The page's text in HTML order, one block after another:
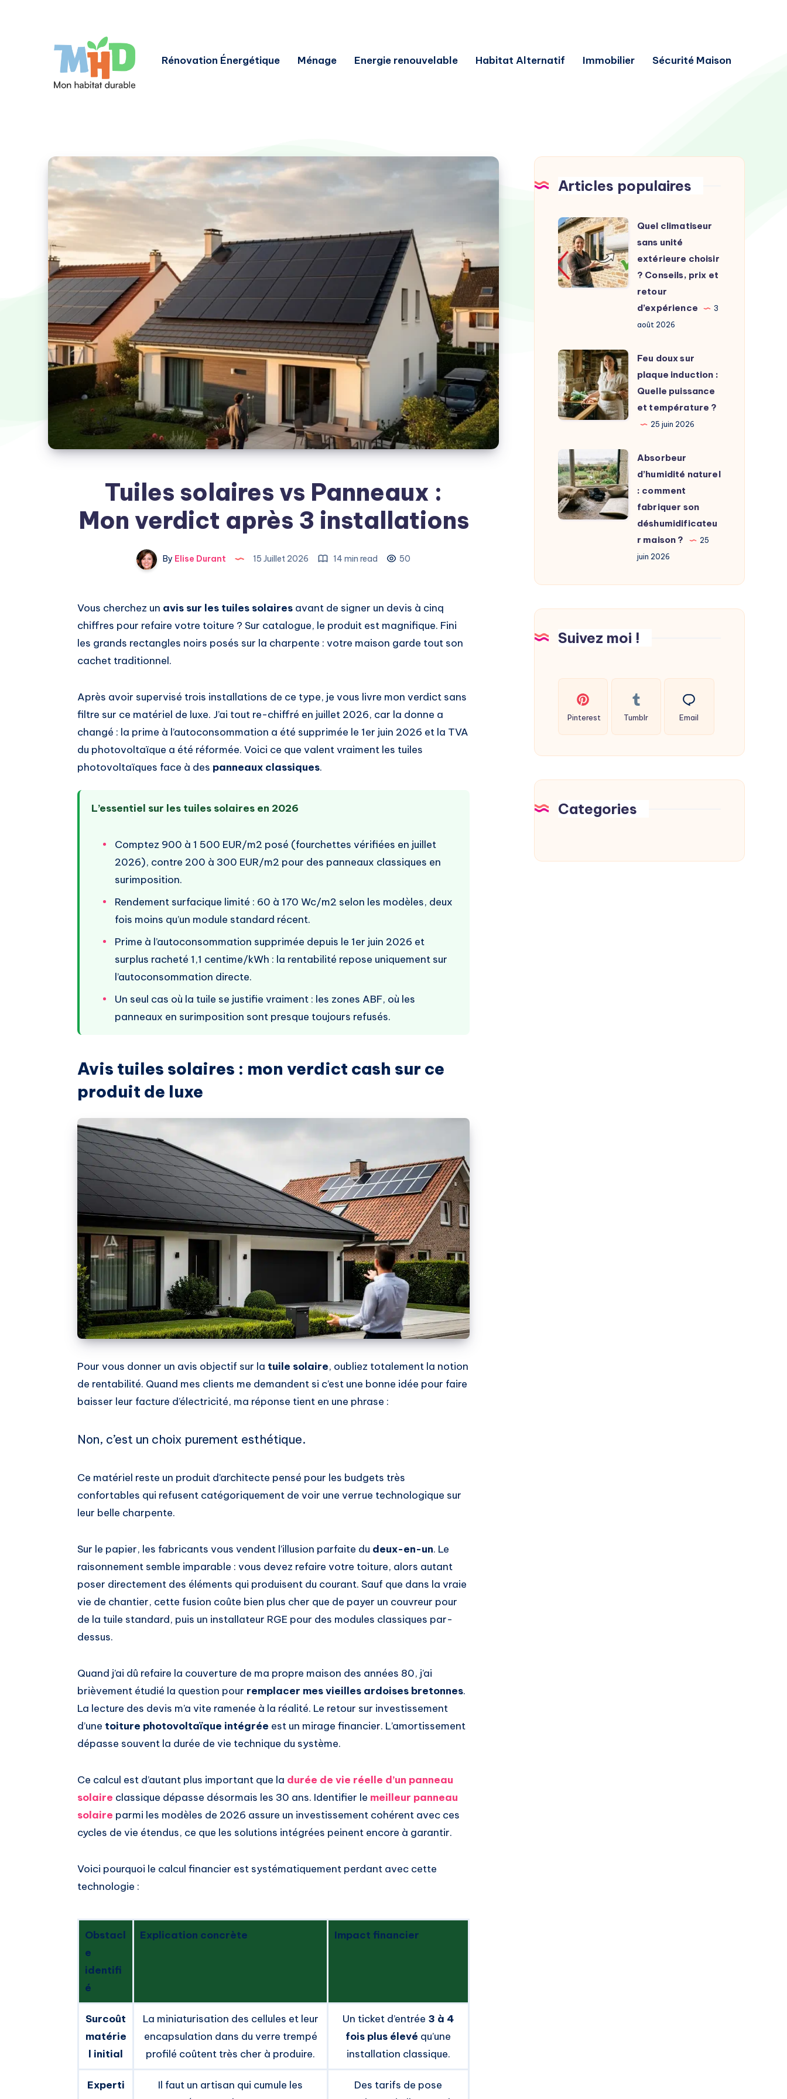
Rénovation Énergétique Ménage Energie renouvelable Habitat Alternatif Immobilier Sécurité Maison
Tuiles solaires vs Panneaux :
Mon verdict après 3 installations
By Elise Durant 15 Juillet 2026 14 min read 50
Vous cherchez un avis sur les tuiles solaires avant de signer un devis à cinq
chiffres pour refaire votre toiture ? Sur catalogue, le produit est magnifique. Fini
les grands rectangles noirs posés sur la charpente : votre maison garde tout son
cachet traditionnel.
Après avoir supervisé trois installations de ce type, je vous livre mon verdict sans
filtre sur ce matériel de luxe. J’ai tout re-chiffré en juillet 2026, car la donne a
changé : la prime à l’autoconsommation a été supprimée le 1er juin 2026 et la TVA
du photovoltaïque a été réformée. Voici ce que valent vraiment les tuiles
photovoltaïques face à des panneaux classiques.
L’essentiel sur les tuiles solaires en 2026
Comptez 900 à 1 500 EUR/m2 posé (fourchettes vérifiées en juillet
2026), contre 200 à 300 EUR/m2 pour des panneaux classiques en
surimposition.
Rendement surfacique limité : 60 à 170 Wc/m2 selon les modèles, deux
fois moins qu’un module standard récent.
Prime à l’autoconsommation supprimée depuis le 1er juin 2026 et
surplus racheté 1,1 centime/kWh : la rentabilité repose uniquement sur
l’autoconsommation directe.
Un seul cas où la tuile se justifie vraiment : les zones ABF, où les
panneaux en surimposition sont presque toujours refusés.
Avis tuiles solaires : mon verdict cash sur ce
produit de luxe
Pour vous donner un avis objectif sur la tuile solaire, oubliez totalement la notion
de rentabilité. Quand mes clients me demandent si c’est une bonne idée pour faire
baisser leur facture d’électricité, ma réponse tient en une phrase :
Non, c’est un choix purement esthétique.
Ce matériel reste un produit d’architecte pensé pour les budgets très
confortables qui refusent catégoriquement de voir une verrue technologique sur
leur belle charpente.
Sur le papier, les fabricants vous vendent l’illusion parfaite du deux-en-un. Le
raisonnement semble imparable : vous devez refaire votre toiture, alors autant
poser directement des éléments qui produisent du courant. Sauf que dans la vraie
vie de chantier, cette fusion coûte bien plus cher que de payer un couvreur pour
de la tuile standard, puis un installateur RGE pour des modules classiques par-
dessus.
Quand j’ai dû refaire la couverture de ma propre maison des années 80, j’ai
brièvement étudié la question pour remplacer mes vieilles ardoises bretonnes.
La lecture des devis m’a vite ramenée à la réalité. Le retour sur investissement
d’une toiture photovoltaïque intégrée est un mirage financier. L’amortissement
dépasse souvent la durée de vie technique du système.
Ce calcul est d’autant plus important que la durée de vie réelle d’un panneau
solaire classique dépasse désormais les 30 ans. Identifier le meilleur panneau
solaire parmi les modèles de 2026 assure un investissement cohérent avec ces
cycles de vie étendus, ce que les solutions intégrées peinent encore à garantir.
Voici pourquoi le calcul financier est systématiquement perdant avec cette
technologie :
Obstacl
e
identifi
é
Explication concrète Impact financier
Surcoût
matérie
l initial
La miniaturisation des cellules et leur
encapsulation dans du verre trempé
profilé coûtent très cher à produire.
Un ticket d’entrée 3 à 4
fois plus élevé qu’une
installation classique.
Experti
Il faut un artisan qui cumule les
Des tarifs de pose
Articles populaires
Quel
climatiseur
sans
unité
extérieure
prix
et
retour
d’expérience
Quel climatiseur
sans unité
extérieure choisir
? Conseils, prix et
retour
d’expérience
3
août 2026
Feu
doux
sur
plaque
induction
Quelle
puissance
et
température
?
Feu doux sur
plaque induction :
Quelle puissance
et température ?
25 juin 2026
Absorbeur
d’humidité
naturel
:
comment
maison
Absorbeur
d’humidité naturel
: comment
fabriquer son
déshumidificateu
r maison ?
25
juin 2026
Suivez moi !
Pinterest Tumblr Email
Categories